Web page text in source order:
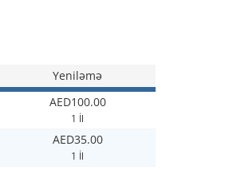
Yeniləmə
AED100.00
1 İl
AED35.00
1 İl